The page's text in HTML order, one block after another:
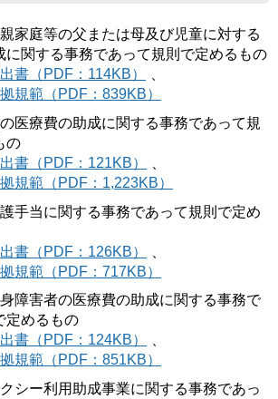
家庭等の父または母及び児童に対する
に関する事務であって規則で定めるもの
書（PDF：114KB）
規範（PDF：839KB）
医療費の助成に関する事務であって規
の
書（PDF：121KB）
規範（PDF：1,223KB）
手当に関する事務であって規則で定め
書（PDF：126KB）
規範（PDF：717KB）
障害者の医療費の助成に関する事務で
定めるもの
書（PDF：124KB）
規範（PDF：851KB）
シー利用助成事業に関する事務であっ